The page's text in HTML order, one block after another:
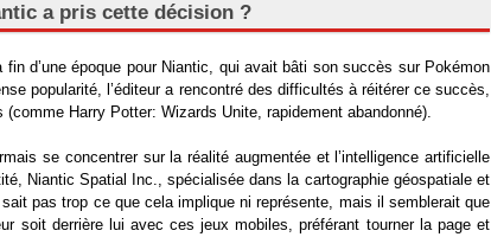
a pris cette décision ?
fin d’une époque pour Niantic, qui avait bâti son succès sur Pokémon
popularité, l’éditeur a rencontré des difficultés à réitérer ce succès,
Harry Potter: Wizards Unite, rapidement abandonné).
se concentrer sur la réalité augmentée et l’intelligence artificielle
Niantic Spatial Inc., spécialisée dans la cartographie géospatiale et
sait pas trop ce que cela implique ni représente, mais il semblerait que
soit derrière lui avec ces jeux mobiles, préférant tourner la page et